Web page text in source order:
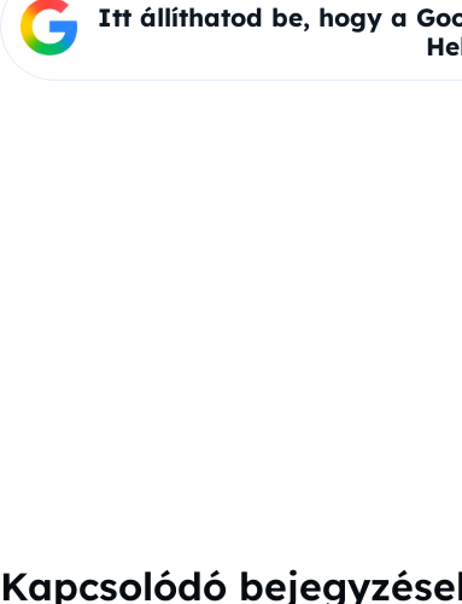
Itt állíthatod be, hogy a
Kapcsolódó